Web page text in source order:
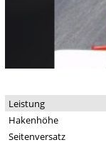
Leistung
Hakenhöhe
Seitenversatz